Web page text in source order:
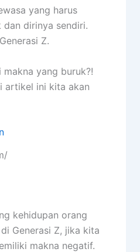
yang harus
dirinya sendiri.
Z.
yang buruk?!
artikel ini kita akan
kehidupan orang
Generasi Z, jika kita
makna negatif.